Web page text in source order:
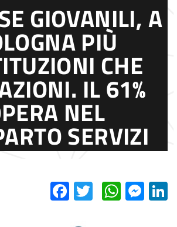
GIOVANILI, A
PIÙ
CHE
IL 61%
NEL
SERVIZI
Facebook
Twitter